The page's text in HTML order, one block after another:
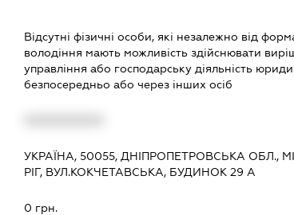
Відсутні фізичні особи, які незалежно від
володіння мають можливість здійснювати
управління або господарську діяльність
безпосередньо або через інших осіб
УКРАЇНА, 50055, ДНІПРОПЕТРОВСЬКА ОБЛ.,
РІГ, ВУЛ.КОКЧЕТАВСЬКА, БУДИНОК 29 А
0 грн.